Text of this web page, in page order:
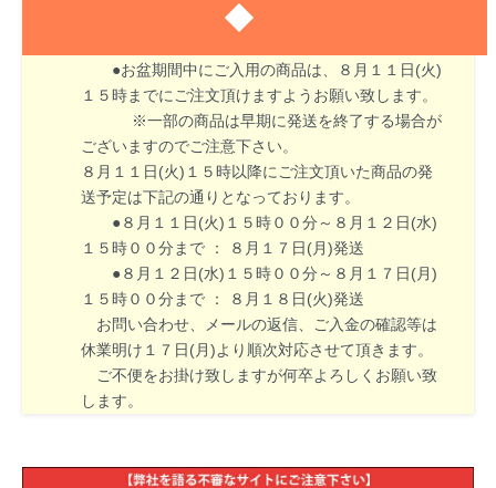
◆
８月１３日(木)～１６日(日)はお盆期間のため休業
●お盆期間中にご入用の商品は、８月１１日(火)
１５時までにご注文頂けますようお願い致します。
※一部の商品は早期に発送を終了する場合が
ございますのでご注意下さい。
８月１１日(火)１５時以降にご注文頂いた商品の発
送予定は下記の通りとなっております。
●８月１１日(火)１５時００分～８月１２日(水)
１５時００分まで ： ８月１７日(月)発送
●８月１２日(水)１５時００分～８月１７日(月)
１５時００分まで ： ８月１８日(火)発送
お問い合わせ、メールの返信、ご入金の確認等は
休業明け１７日(月)より順次対応させて頂きます。
ご不便をお掛け致しますが何卒よろしくお願い致
します。